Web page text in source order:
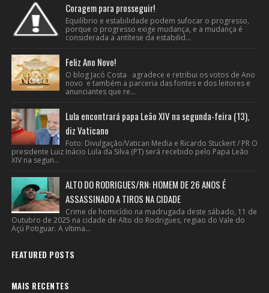
Coragem para prosseguir!
Equilíbrio e estabilidade podem sufocar o progresso,
porque o progresso exige mudança, e a mudança é
considerada a antítese da estabilid...
Feliz Ano Novo!
O blog Jacó Costa agradece e retribui os votos de Ano
novo e também a parceria das fontes e dos leitores e
anunciantes que re...
Lula encontrará papa Leão XIV na segunda-feira (13),
diz Vaticano
Foto: Divulgação/Vatican Media e Ricardo Stuckert / PR O
presidente Luiz Inácio Lula da Silva (PT) será recebido pelo Papa Leão
XIV na segun...
ALTO DO RODRIGUES/RN: HOMEM DE 26 ANOS É
ASSASSINADO A TIROS NA CIDADE
Crime de homicídio na madrugada deste sábado, 11 de
Outubro de 2025 na cidade de Alto do Rodrigues, regiao do Vale do
Açú Potiguar. A vítima...
FEATURED POSTS
MAIS RECENTES